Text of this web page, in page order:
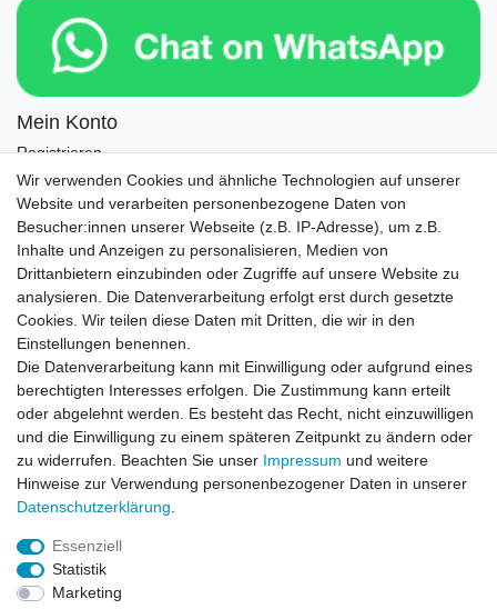
Mein Konto
Registrieren
Login
Newsletter
E-MAIL **
Newsletter
Honig
Hiermit bestätige ich, dass ich die
Einwilligung kann ich jederzeit widerrufen.**
Abonnieren
** Hierbei handelt es sich um ein Pflichtfeld.
Wir verwenden Cookies und ähnliche Technologien auf unserer
Website und verarbeiten personenbezogene Daten von
Besucher:innen unserer Webseite (z.B. IP-Adresse), um z.B.
Inhalte und Anzeigen zu personalisieren, Medien von
Drittanbietern einzubinden oder Zugriffe auf unsere Website zu
analysieren. Die Datenverarbeitung erfolgt erst durch gesetzte
Cookies. Wir teilen diese Daten mit Dritten, die wir in den
Einstellungen benennen.
Die Datenverarbeitung kann mit Einwilligung oder aufgrund eines
berechtigten Interesses erfolgen. Die Zustimmung kann erteilt
oder abgelehnt werden. Es besteht das Recht, nicht einzuwilligen
und die Einwilligung zu einem späteren Zeitpunkt zu ändern oder
zu widerrufen. Beachten Sie unser Impressum und weitere
Hinweise zur Verwendung personenbezogener Daten in unserer
Daten­schutz­erklärung
Essenziell
Statistik
Marketing